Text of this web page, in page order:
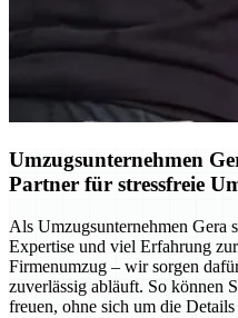
Umzugsunternehmen
Partner für stressfreie
Als Umzugsunternehmen Gera
Expertise und viel Erfahrung
Firmenumzug – wir sorgen
zuverlässig abläuft. So können
freuen, ohne sich um die